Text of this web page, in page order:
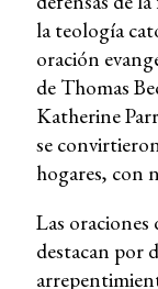
la teología
oración
de Thomas
Katherine
se
hogares, con
Las
destacan por